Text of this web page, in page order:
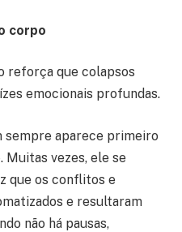
corpo
reforça que colapsos
emocionais profundas.
sempre aparece primeiro
Muitas vezes, ele se
que os conflitos e
e resultaram
não há pausas,